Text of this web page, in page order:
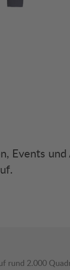
Events
rund 2.000